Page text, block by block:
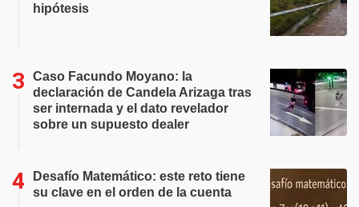
hipótesis
Caso Facundo Moyano: la
declaración de Candela Arizaga tras
ser internada y el dato revelador
sobre un supuesto dealer
Desafío Matemático: este reto tiene
su clave en el orden de la cuenta